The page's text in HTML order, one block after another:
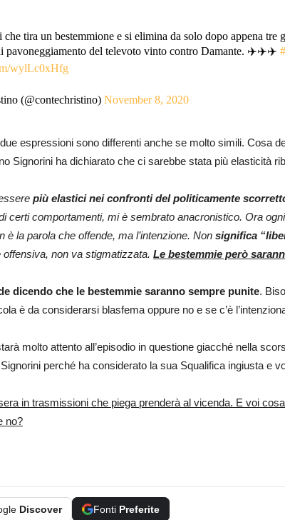
tira un bestemmione e si elimina da solo dopo appena tre
pavoneggiamento del televoto vinto contro Damante. ✈️✈️✈️
wylLc0xHfg
(@contechristino) November 8, 2020
due espressioni sono differenti anche se molto simili. Cosa
Signorini ha dichiarato che ci sarebbe stata più elasticità
più elastici nei confronti del politicamente
certi comportamenti, mi è sembrato anacronistico. Ora
è la parola che offende, ma l’intenzione. Non significa
offensiva, non va stigmatizzata. Le bestemmie però
dicendo che le bestemmie saranno sempre punite.
è da considerarsi blasfema oppure no e se c’è
molto attento all’episodio in questione giacché nella
perché ha considerato la sua Squalifica ingiusta e
in trasmissioni che piega prenderà al vicenda. E voi
no?
Discover Fonti Preferite